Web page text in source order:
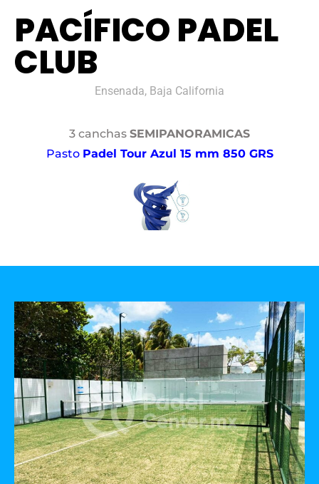
PACÍFICO PADEL
CLUB
Ensenada, Baja California
3 canchas SEMIPANORAMICAS
Pasto Padel Tour Azul 15 mm 850 GRS